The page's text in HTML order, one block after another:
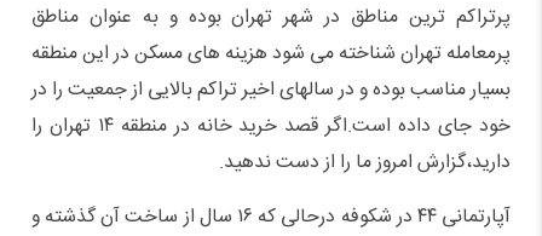
پرتراکم ترین مناطق در شهر تهران بوده و به عنوان مناطق
پرمعامله تهران شناخته می شود هزینه های مسکن در این منطقه
بسیار مناسب بوده و در سالهای اخیر تراکم بالایی از جمعیت را در
خود جای داده است.اگر قصد خرید خانه در منطقه ۱۴ تهران را
دارید،گزارش امروز ما را از دست ندهید.
آپارتمانی ۴۴ در شکوفه درحالی که ۱۶ سال از ساخت آن گذشته و